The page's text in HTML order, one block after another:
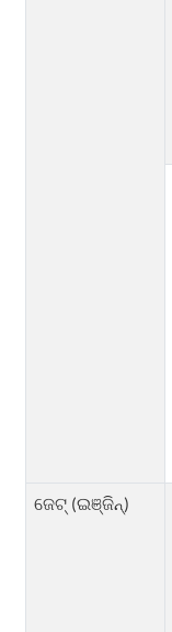
ଜେଟ୍ (ଇଞ୍ଜିନ୍)